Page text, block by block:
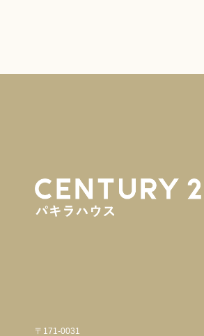
〒171-0031